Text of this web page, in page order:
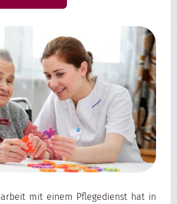
mit einem Pflegedienst hat in